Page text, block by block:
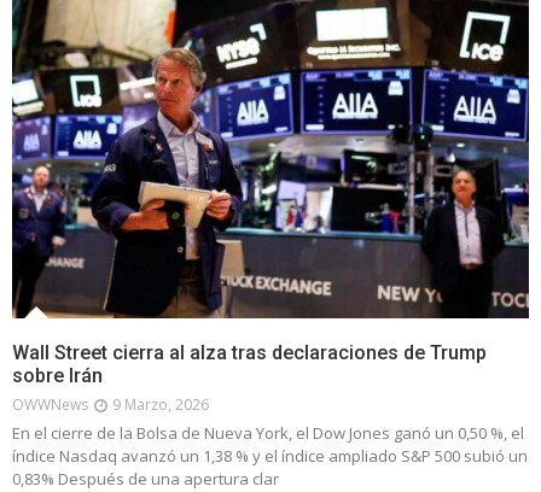
Wall Street cierra al alza tras declaraciones de Trump
sobre Irán
OWWNews 9 Marzo, 2026
En el cierre de la Bolsa de Nueva York, el Dow Jones ganó un 0,50 %, el
índice Nasdaq avanzó un 1,38 % y el índice ampliado S&P 500 subió un
0,83% Después de una apertura clar